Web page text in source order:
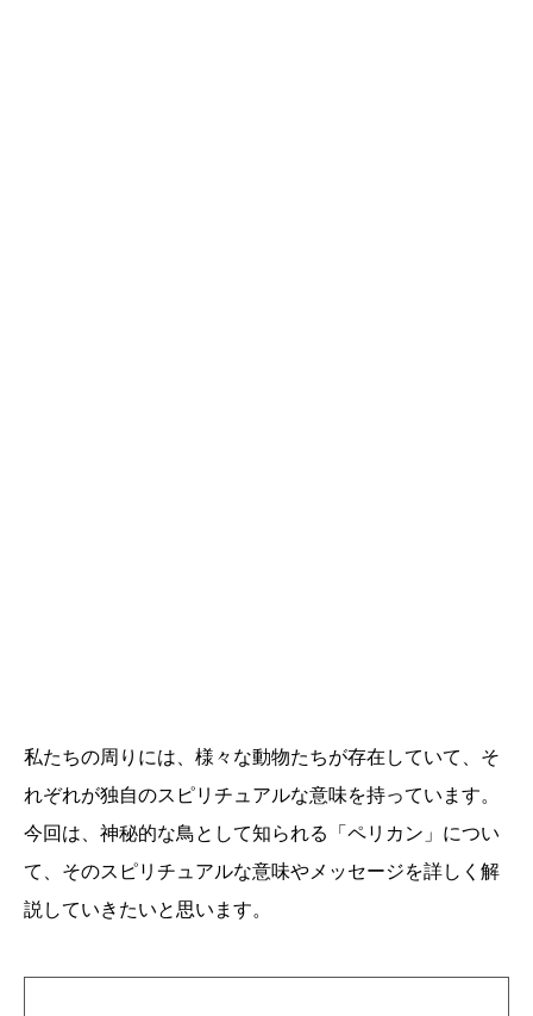
私たちの周りには、様々な動物たちが存在していて、そ
れぞれが独自のスピリチュアルな意味を持っています。
今回は、神秘的な鳥として知られる「ペリカン」につい
て、そのスピリチュアルな意味やメッセージを詳しく解
説していきたいと思います。